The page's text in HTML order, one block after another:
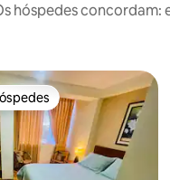
hóspedes concordam: